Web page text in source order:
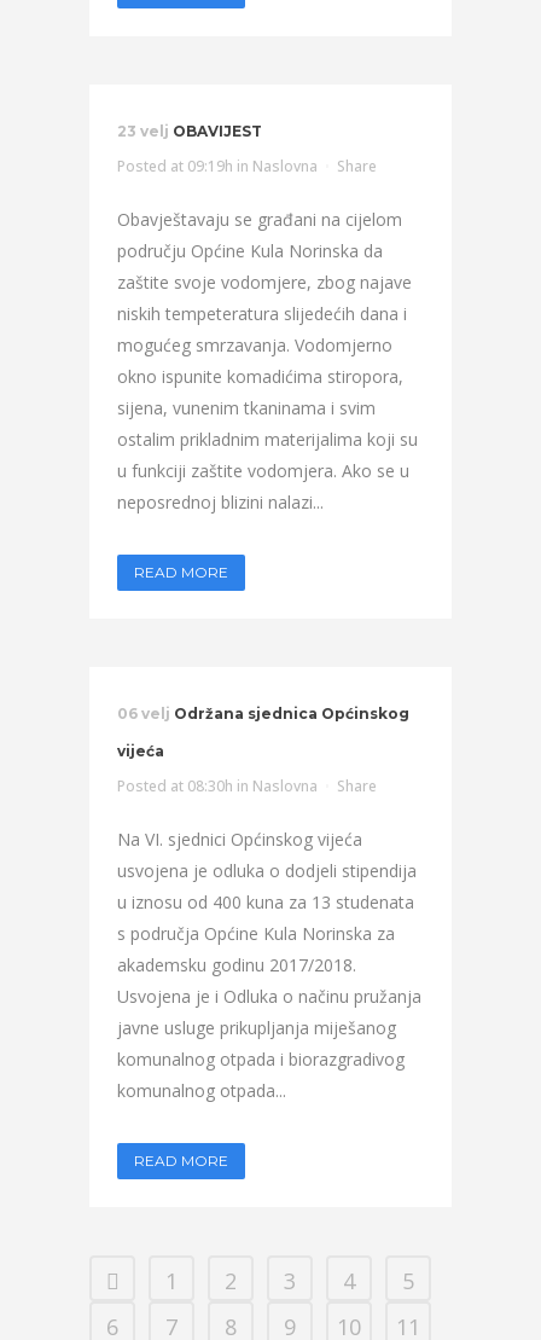
23 velj OBAVIJEST
Posted at 09:19h in Naslovna Share
Obavještavaju se građani na cijelom
području Općine Kula Norinska da
zaštite svoje vodomjere, zbog najave
niskih tempeteratura slijedećih dana i
mogućeg smrzavanja. Vodomjerno
okno ispunite komadićima stiropora,
sijena, vunenim tkaninama i svim
ostalim prikladnim materijalima koji su
u funkciji zaštite vodomjera. Ako se u
neposrednoj blizini nalazi...
READ MORE
06 velj Održana sjednica Općinskog
vijeća
Posted at 08:30h in Naslovna Share
Na VI. sjednici Općinskog vijeća
usvojena je odluka o dodjeli stipendija
u iznosu od 400 kuna za 13 studenata
s područja Općine Kula Norinska za
akademsku godinu 2017/2018.
Usvojena je i Odluka o načinu pružanja
javne usluge prikupljanja miješanog
komunalnog otpada i biorazgradivog
komunalnog otpada...
READ MORE
1 2 3 4
5
6
7 8 9 10 11